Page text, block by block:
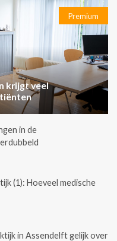
Premium
krijgt veel
in de
(1): Hoeveel medische
in Assendelft gelijk over